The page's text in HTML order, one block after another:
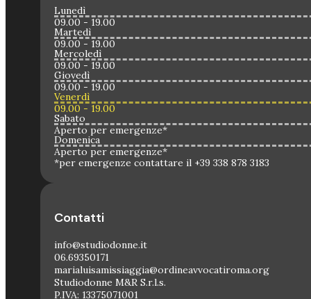
Lunedì
09.00 - 19.00
Martedì
09.00 - 19.00
Mercoledì
09.00 - 19.00
Giovedì
09.00 - 19.00
Venerdì
09.00 - 19.00
Sabato
Aperto per emergenze*
Domenica
Aperto per emergenze*
*per emergenze contattare il +39 338 878 3183
Contatti
info@studiodonne.it
06.69350171
marialuisamissiaggia@ordineavvocatiroma.org
Studiodonne M&R S.r.l.s.
P.IVA: 13375071001